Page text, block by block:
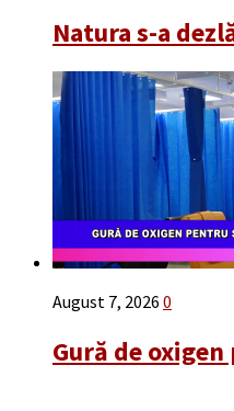
Natura s-a
August 7, 2026 0
Gură de